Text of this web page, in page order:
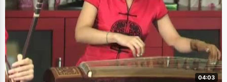
负。" 常方舟说，"不要把高考看成一场非常痛苦的旅行，而当作一段唯美的
风景，当认真走过这段路以后，回首时会觉得它是段非常值得回忆的记忆"，
其实不管是高考，还是生活中的一件件小事情，都需要用心认真对待，不是
吗？
04:03